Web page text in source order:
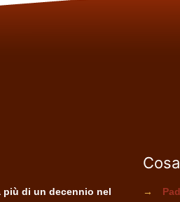
più di un decennio nel
→